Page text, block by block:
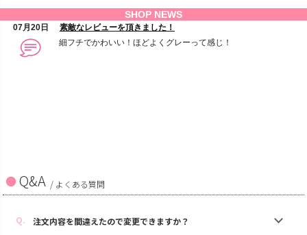
Q&A / よくある質問
注文内容を間違えたので変更できますか？